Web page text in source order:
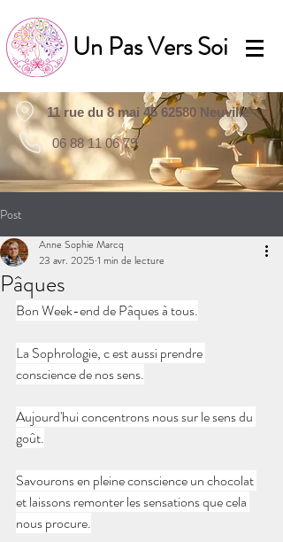
Un Pas Vers Soi
11 rue du 8 mai 45 62580 Neuville-Saint-Vaast
06 88 11 06 79
Post
Pâques
Anne Sophie Marcq
23 avr. 2025 1 min de lecture
Bon Week-end de Pâques à tous.
La Sophrologie, c est aussi prendre
conscience de nos sens.
Aujourd'hui concentrons nous sur le sens du
goût.
Savourons en pleine conscience un chocolat
et laissons remonter les sensations que cela
nous procure.